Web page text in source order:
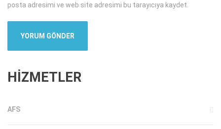
posta adresimi ve web site adresimi bu tarayıcıya kaydet.
HİZMETLER
AFS